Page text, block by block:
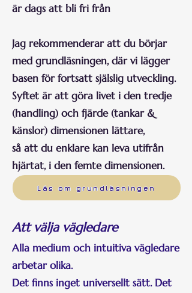
är dags att bli fri från
Jag rekommenderar att du börjar
med grundläsningen, där vi lägger
basen för fortsatt själslig utveckling.
Syftet är att göra livet i den tredje
(handling) och fjärde (tankar &
känslor) dimensionen lättare,
så att du enklare kan leva utifrån
hjärtat, i den femte dimensionen.
Läs om grundläsningen
Att välja vägledare
Alla medium och intuitiva vägledare
arbetar olika.
Det finns inget universellt sätt. Det